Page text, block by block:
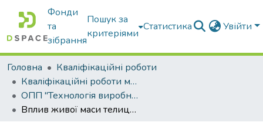
Фонди
та
зібрання
Пошук за
критеріями
Статистика Увійти
Головна
Кваліфікаційні роботи
Кваліфікаційні роботи магістрів
ОПП "Технологія виробництва і переробки продукції тваринництва"
Вплив живої маси телиць української чорно-рябої молочної породи на наступну молочну продуктивність